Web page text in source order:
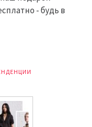
- будь в